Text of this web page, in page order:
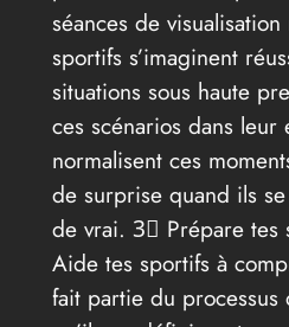
séances de
sportifs s’imaginent
situations sous haute
ces scénarios dans leur
normalisent ces
de surprise quand ils
de vrai. 3⃣ Prépare tes
Aide tes sportifs à
fait partie du processus